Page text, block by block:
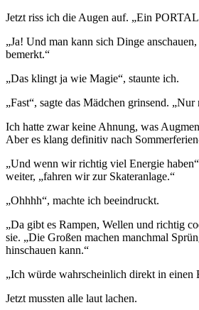
Jetzt riss ich die Augen auf. „Ein
„Ja! Und man kann sich Dinge
bemerkt.“
„Das klingt ja wie Magie“, staunte ich.
„Fast“, sagte das Mädchen grinsend.
Ich hatte zwar keine Ahnung, was
Aber es klang definitiv nach
„Und wenn wir richtig viel Energie
weiter, „fahren wir zur Skateranlage.“
„Ohhhh“, machte ich beeindruckt.
„Da gibt es Rampen, Wellen und richtig
sie. „Die Großen machen manchmal
hinschauen kann.“
„Ich würde wahrscheinlich direkt in einen
Jetzt mussten alle laut lachen.